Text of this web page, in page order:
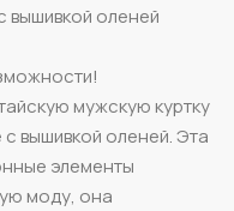
вышивкой оленей
мужскую куртку
вышивкой оленей. Эта
элементы
моду, она